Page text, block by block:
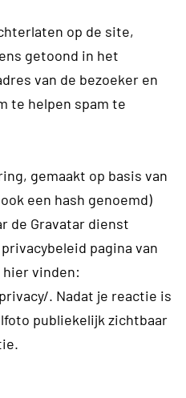
op de site,
getoond in het
van de bezoeker en
te helpen spam te
gemaakt op basis van
een hash genoemd)
de Gravatar dienst
pagina van
hier vinden:
. Nadat je reactie is
publiekelijk zichtbaar